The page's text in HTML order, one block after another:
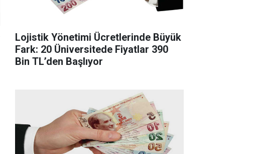
Lojistik Yönetimi Ücretlerinde Büyük
Fark: 20 Üniversitede Fiyatlar 390
Bin TL’den Başlıyor